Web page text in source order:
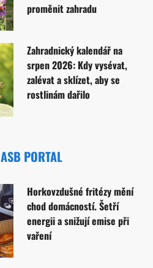
proměnit zahradu
Zahradnický kalendář na
srpen 2026: Kdy vysévat,
zalévat a sklízet, aby se
rostlinám dařilo
ASB PORTAL
Horkovzdušné fritézy mění
chod domácností. Šetří
energii a snižují emise při
vaření